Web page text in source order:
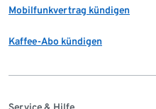
Mobilfunkvertrag kündigen
Kaffee-Abo kündigen
Service & Hilfe